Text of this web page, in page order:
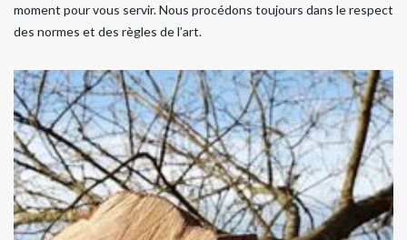
moment pour vous servir. Nous procédons toujours dans le respect
des normes et des règles de l’art.